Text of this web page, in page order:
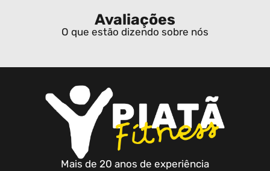
Avaliações
O que estão dizendo sobre nós
Mais de 20 anos de experiência